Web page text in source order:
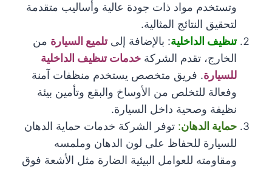
وتستخدم مواد ذات جودة عالية وأساليب متقدمة
لتحقيق النتائج المثالية.
تنظيف الداخلية: بالإضافة إلىتلميع السيارة من
الخارج، تقدم الشركة خدمات تنظيف الداخلية
للسيارة. فريق متخصص يستخدم منظفات آمنة
وفعالة للتخلص من الأوساخ والبقع وتأمين بيئة
نظيفة وصحية داخل السيارة.
حماية الدهان: توفر الشركة خدمات حماية الدهان
للسيارة للحفاظ على لون الدهان وملمسه
ومقاومته للعوامل البيئية الضارة مثل الأشعة فوق